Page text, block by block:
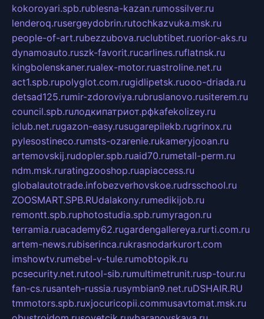
kokoroyari.spb.rublesna-kazan.rumossilver.ru
lenderoq.rusergeydobrin.rutochkazvuka.msk.ru
people-of-art.rubezzubova.ruclubtibet.ruorior-aks.ru
dynamoauto.ruszk-favorit.rucarlines.ruflatnsk.ru
kingbolenskaner.rualex-motor.ruastroline.net.ru
act1.spb.rupolyglot.com.rugidlipetsk.ruooo-driada.ru
detsad125.rumir-zdoroviya.rubruslanovo.rusiterem.ru
council.spb.ruлодкипатриот.рфkafekolizey.ru
iclub.net.rugazon-easy.rusugarepilekb.rugrinox.ru
pylesostineco.rumsts-ozarenie.rukameryjooan.ru
artemovskij.rudopler.spb.ruaid70.rumetall-perm.ru
ndm.msk.ruratingzooshop.ruapiaccess.ru
globalautotrade.infobezverhovskoe.rudrsschool.ru
ZOOSMART.SPB.RUdalakony.rumedikijob.ru
remontt.spb.ruphotostudia.spb.rumyragon.ru
terramia.ruacademy62.rugardengallereya.rurti.com.ru
artem-news.rubiserinca.rukrasnodarkurort.com
imshowtv.rumebel-v-tule.rumobtopik.ru
pcsecurity.net.rutool-sib.rumultimetrunit.rusp-tour.ru
fan-cs.rusanteh-russia.rusymbian9.net.ruDSHAIR.RU
tmmotors.spb.ruxjocuricopii.commusavtomat.msk.ru